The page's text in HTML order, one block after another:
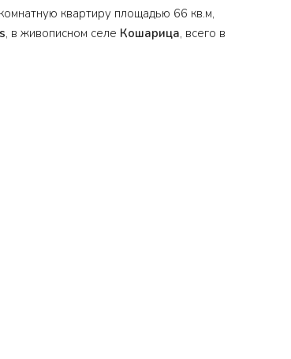
квартиру площадью 66 кв.м,
, в живописном селе Кошарица, всего в